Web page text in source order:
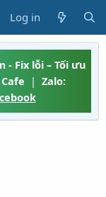
Log in
- Fix lỗi – Tối ưu
| Zalo: